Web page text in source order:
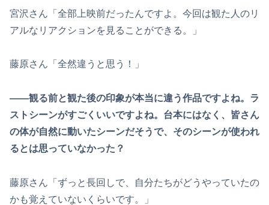
宮沢さん「全部上映前だったんですよ。今回は観た人のリ
アルなリアクションを見ることができる。」
藤原さん「全然違うと思う！」
――観る前と観た後の印象が本当に違う作品ですよね。ラ
ストシーンがすごくいいですよね。台本にはなく、皆さん
の体が自然に動いたシーンだそうで、そのシーンが使われ
るとは思っていなかった？
藤原さん「ずっと長回しで、自分たちがどうやっていたの
かも覚えていないくらいです。」